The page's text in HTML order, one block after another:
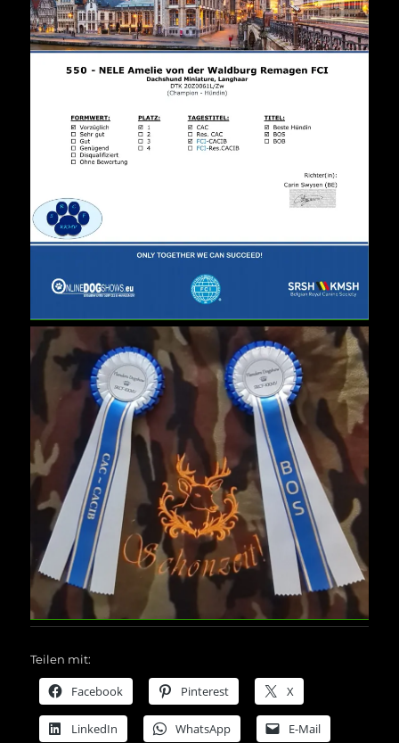
Teilen mit:
Facebook Pinterest X
LinkedIn WhatsApp E-Mail